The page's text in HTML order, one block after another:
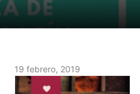
19 febrero, 2019